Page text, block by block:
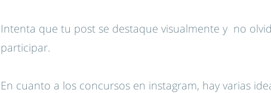
Intenta que tu post se destaque visualmente y no
participar.
En cuanto a los concursos en instagram, hay varias